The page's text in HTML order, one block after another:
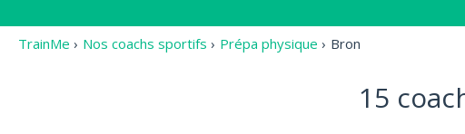
TrainMe › Nos coachs sportifs › Prépa physique › Bron
15